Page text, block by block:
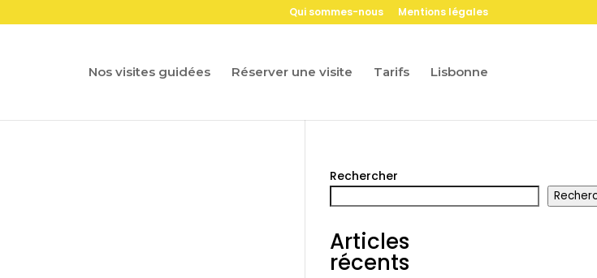
Qui sommes-nous Mentions légales
Nos visites guidées Réserver une visite Tarifs Lisbonne
Rechercher
Articles
récents